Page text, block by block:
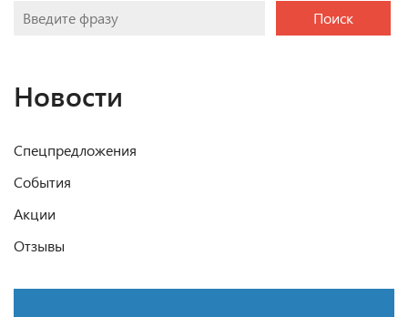
Поиск
Новости
Спецпредложения
События
Акции
Отзывы